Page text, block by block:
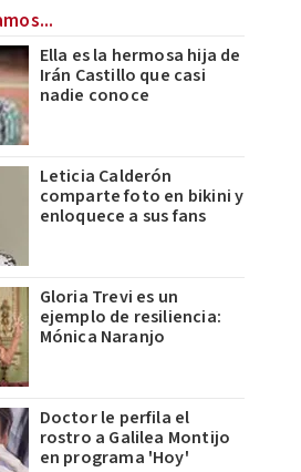
Ella es la hermosa hija de
Irán Castillo que casi
nadie conoce
Leticia Calderón
comparte foto en bikini y
enloquece a sus fans
Gloria Trevi es un
ejemplo de resiliencia:
Mónica Naranjo
Doctor le perfila el
rostro a Galilea Montijo
en programa 'Hoy'